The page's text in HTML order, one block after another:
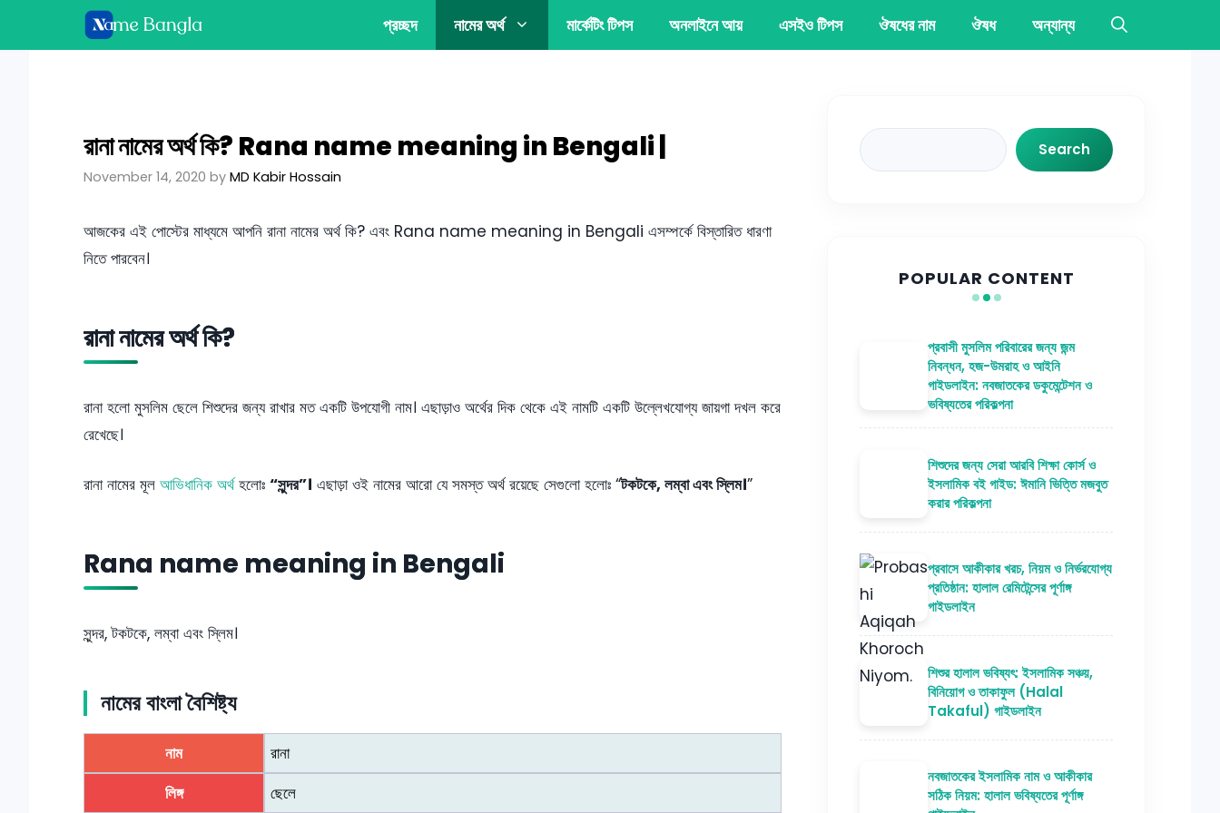
প্রচ্ছদ নামের অর্থ মার্কেটিং টিপস অনলাইনে আয় এসইও টিপস ঔষধের নাম ঔষধ অন্যান্য
রানা নামের অর্থ কি? Rana name meaning in Bengali |
November 14, 2020 by MD Kabir Hossain
আজকের এই পোস্টের মাধ্যমে আপনি রানা নামের অর্থ কি? এবং Rana name meaning in Bengali এসম্পর্কে বিস্তারিত ধারণা
নিতে পারবেন।
রানা নামের অর্থ কি?
রানা হলো মুসলিম ছেলে শিশুদের জন্য রাখার মত একটি উপযোগী নাম। এছাড়াও অর্থের দিক থেকে এই নামটি একটি উল্লেখযোগ্য জায়গা দখল করে
রেখেছে।
রানা নামের মূল আভিধানিক অর্থহলোঃ “সুন্দর”। এছাড়া ওই নামের আরো যে সমস্ত অর্থ রয়েছে সেগুলো হলোঃ “টকটকে, লম্বা এবং স্লিম।”
Rana name meaning in Bengali
সুন্দর, টকটকে, লম্বা এবং স্লিম।
নামের বাংলা বৈশিষ্ট্য
নাম রানা
লিঙ্গ ছেলে
Search
Search
POPULAR CONTENT
প্রবাসী মুসলিম পরিবারের জন্য জন্ম
নিবন্ধন, হজ-উমরাহ ও আইনি
গাইডলাইন: নবজাতকের ডকুমেন্টেশন ও
ভবিষ্যতের পরিকল্পনা
শিশুদের জন্য সেরা আরবি শিক্ষা কোর্স ও
ইসলামিক বই গাইড: ঈমানি ভিত্তি মজবুত
করার পরিকল্পনা
প্রবাসে আকীকার খরচ, নিয়ম ও নির্ভরযোগ্য
প্রতিষ্ঠান: হালাল রেমিটেন্সের পূর্ণাঙ্গ
গাইডলাইন
শিশুর হালাল ভবিষ্যৎ: ইসলামিক সঞ্চয়,
বিনিয়োগ ও তাকাফুল (Halal
Takaful) গাইডলাইন
নবজাতকের ইসলামিক নাম ও আকীকার
সঠিক নিয়ম: হালাল ভবিষ্যতের পূর্ণাঙ্গ